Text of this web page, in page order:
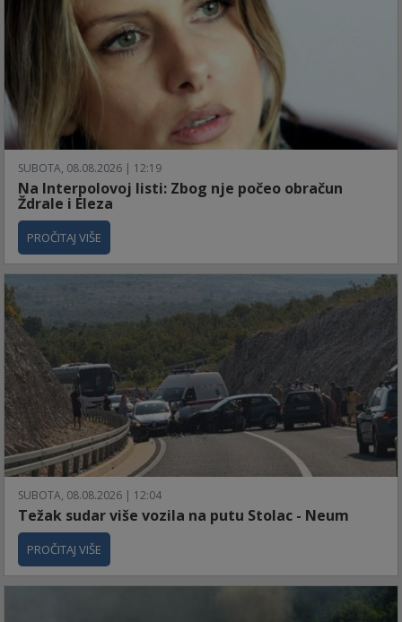
SUBOTA, 08.08.2026 | 12:19
Na Interpolovoj listi: Zbog nje počeo obračun
Ždrale i Eleza
PROČITAJ VIŠE
SUBOTA, 08.08.2026 | 12:04
Težak sudar više vozila na putu Stolac - Neum
PROČITAJ VIŠE